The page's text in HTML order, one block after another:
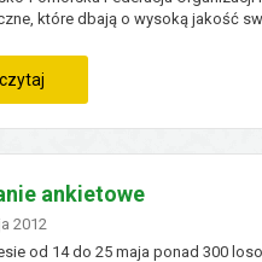
które dbają o wysoką jakość
certyfikacji jest bezpłatny....
czytaj
zostań
sprawdzoną”
ankietowe
2012
od 14 do 25 maja ponad 300